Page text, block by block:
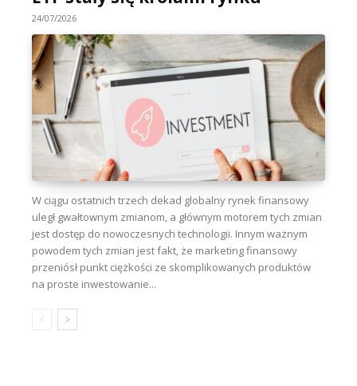
24/07/2026
W ciągu ostatnich trzech dekad globalny rynek finansowy
uległ gwałtownym zmianom, a głównym motorem tych zmian
jest dostęp do nowoczesnych technologii. Innym ważnym
powodem tych zmian jest fakt, że marketing finansowy
przeniósł punkt ciężkości ze skomplikowanych produktów
na proste inwestowanie...